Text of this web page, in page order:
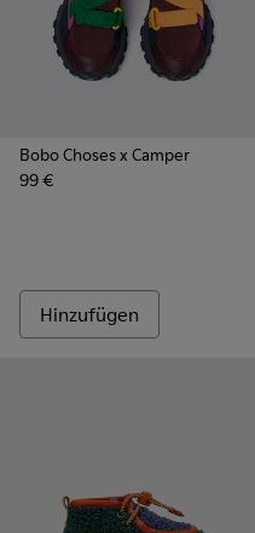
Bobo Choses x Camper
99 €
Hinzufügen